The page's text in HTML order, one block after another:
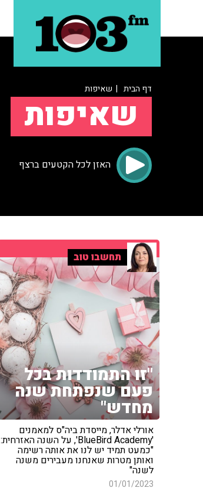
דף הבית | שאיפות
שאיפות
האזן לכל הקטעים ברצף
תחשבו טוב
"זו התמודדות בכל
פעם שנפתחת שנה
מחדש"
אורלי אדלר, מייסדת ביה"ס למאמנים
'BlueBird Academy', על השנה האזרחית:
"כמעט תמיד יש לנו את אותה רשימה
ואותן מטרות שאנחנו מעבירים משנה
לשנה"
01/01/2023